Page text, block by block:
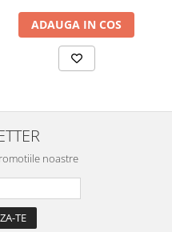
ADAUGA IN COS
noastre